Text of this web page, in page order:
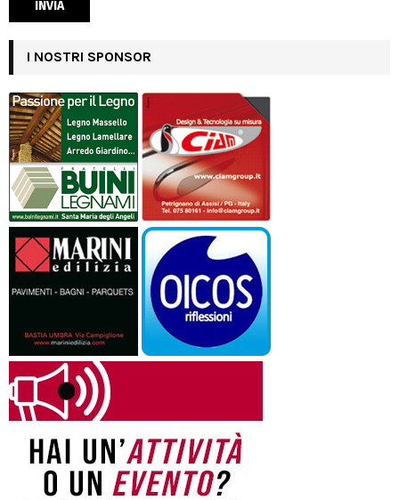
I NOSTRI SPONSOR